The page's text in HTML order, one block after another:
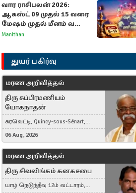
வார ராசிபலன் 2026:
ஆகஸ்ட் 09 முதல் 15 வரை
மேஷம் முதல் மீனம் வரை
முழு பலன்கள்
Manithan
துயர் பகிர்வு
மரண அறிவித்தல்
திரு சுப்பிரமணியம்
யோகநாதன்
கரவெட்டி, Quincy-sous-Sénart,
France
06 Aug, 2026
மரண அறிவித்தல்
திரு சிவலிங்கம் கனகசபை
யாழ் நெடுந்தீவு 12ம் வட்டாரம்,